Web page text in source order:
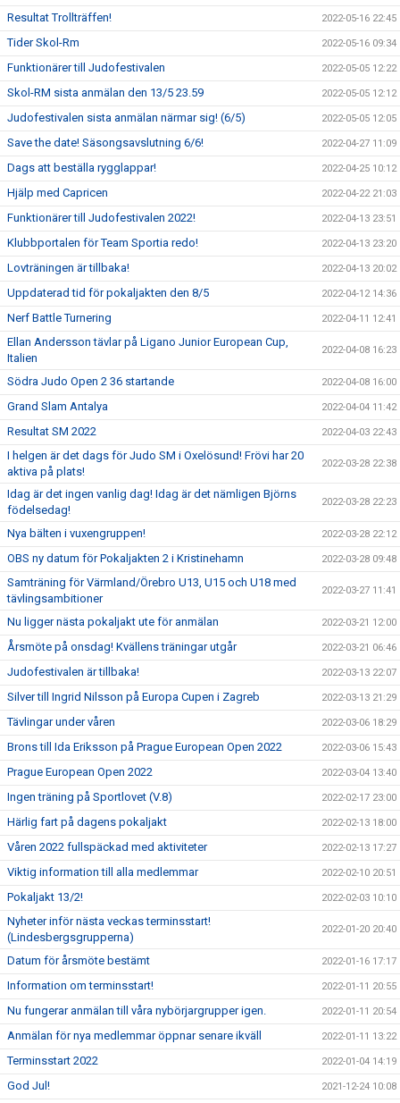
Resultat Trollträffen! 2022-05-16 22:45
Tider Skol-Rm 2022-05-16 09:34
Funktionärer till Judofestivalen 2022-05-05 12:22
Skol-RM sista anmälan den 13/5 23.59 2022-05-05 12:12
Judofestivalen sista anmälan närmar sig! (6/5) 2022-05-05 12:05
Save the date! Säsongsavslutning 6/6! 2022-04-27 11:09
Dags att beställa rygglappar! 2022-04-25 10:12
Hjälp med Capricen 2022-04-22 21:03
Funktionärer till Judofestivalen 2022! 2022-04-13 23:51
Klubbportalen för Team Sportia redo! 2022-04-13 23:20
Lovträningen är tillbaka! 2022-04-13 20:02
Uppdaterad tid för pokaljakten den 8/5 2022-04-12 14:36
Nerf Battle Turnering 2022-04-11 12:41
Ellan Andersson tävlar på Ligano Junior European Cup,
Italien
2022-04-08 16:23
Södra Judo Open 2 36 startande 2022-04-08 16:00
Grand Slam Antalya 2022-04-04 11:42
Resultat SM 2022 2022-04-03 22:43
I helgen är det dags för Judo SM i Oxelösund! Frövi har 20
aktiva på plats!
2022-03-28 22:38
Idag är det ingen vanlig dag! Idag är det nämligen Björns
födelsedag!
2022-03-28 22:23
Nya bälten i vuxengruppen! 2022-03-28 22:12
OBS ny datum för Pokaljakten 2 i Kristinehamn 2022-03-28 09:48
Samträning för Värmland/Örebro U13, U15 och U18 med
tävlingsambitioner
2022-03-27 11:41
Nu ligger nästa pokaljakt ute för anmälan 2022-03-21 12:00
Årsmöte på onsdag! Kvällens träningar utgår 2022-03-21 06:46
Judofestivalen är tillbaka! 2022-03-13 22:07
Silver till Ingrid Nilsson på Europa Cupen i Zagreb 2022-03-13 21:29
Tävlingar under våren 2022-03-06 18:29
Brons till Ida Eriksson på Prague European Open 2022 2022-03-06 15:43
Prague European Open 2022 2022-03-04 13:40
Ingen träning på Sportlovet (V.8) 2022-02-17 23:00
Härlig fart på dagens pokaljakt 2022-02-13 18:00
Våren 2022 fullspäckad med aktiviteter 2022-02-13 17:27
Viktig information till alla medlemmar 2022-02-10 20:51
Pokaljakt 13/2! 2022-02-03 10:10
Nyheter inför nästa veckas terminsstart!
(Lindesbergsgrupperna)
2022-01-20 20:40
Datum för årsmöte bestämt 2022-01-16 17:17
Information om terminsstart! 2022-01-11 20:55
Nu fungerar anmälan till våra nybörjargrupper igen. 2022-01-11 20:54
Anmälan för nya medlemmar öppnar senare ikväll 2022-01-11 13:22
Terminsstart 2022 2022-01-04 14:19
God Jul! 2021-12-24 10:08